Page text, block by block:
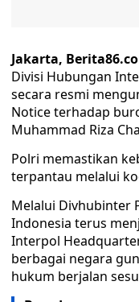
Jakarta,
Divisi Hubungan
secara resmi
Notice terhadap
Muhammad Riza
Polri memastikan
terpantau melalui
Melalui Divhubinter
Indonesia terus
Interpol
berbagai negara
hukum berjalan